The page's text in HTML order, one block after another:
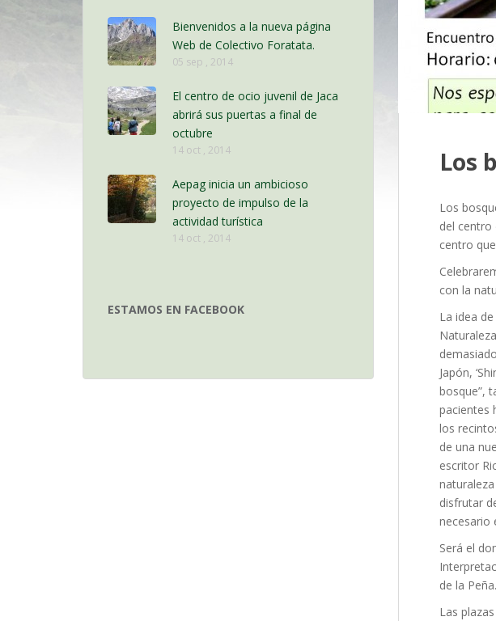
Los
Los
del centro
centro
con la
La idea
Japón,
bosque”,
pacientes
los
de una
escritor
disfrutar
necesario
Será el
de la
Las
Bienvenidos a la nueva página
Web de Colectivo Foratata.
05 sep , 2014
El centro de ocio juvenil de Jaca
abrirá sus puertas a final de
octubre
14 oct , 2014
Aepag inicia un ambicioso
proyecto de impulso de la
actividad turística
14 oct , 2014
ESTAMOS EN FACEBOOK